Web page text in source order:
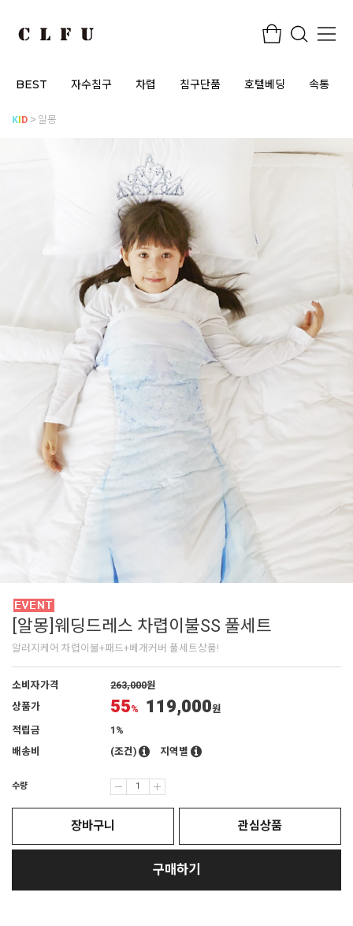
BEST 자수침구 차렵 침구단품 호텔베딩 속통
KID 알몽
[알몽]웨딩드레스 차렵이불SS 풀세트
알러지케어 차렵이불+패드+베개커버 풀세트상품!
소비자가격 263,000원
상품가
55% 119,000원
적립금
1%
배송비
(조건) 지역별
수량
장바구니 관심상품
구매하기